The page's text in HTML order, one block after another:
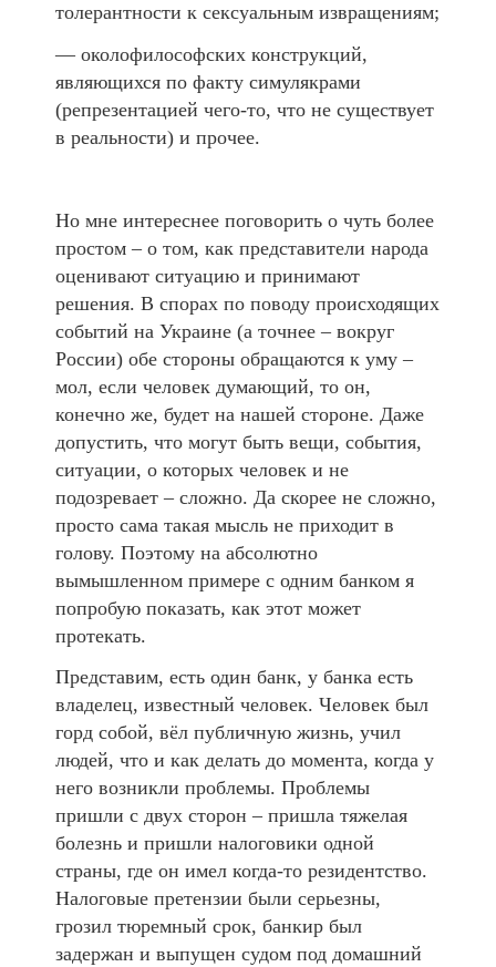
толерантности к сексуальным извращениям;
— околофилософских конструкций,
являющихся по факту симулякрами
(репрезентацией чего-то, что не существует
в реальности) и прочее.
Но мне интереснее поговорить о чуть более
простом – о том, как представители народа
оценивают ситуацию и принимают
решения. В спорах по поводу происходящих
событий на Украине (а точнее – вокруг
России) обе стороны обращаются к уму –
мол, если человек думающий, то он,
конечно же, будет на нашей стороне. Даже
допустить, что могут быть вещи, события,
ситуации, о которых человек и не
подозревает – сложно. Да скорее не сложно,
просто сама такая мысль не приходит в
голову. Поэтому на абсолютно
вымышленном примере с одним банком я
попробую показать, как этот может
протекать.
Представим, есть один банк, у банка есть
владелец, известный человек. Человек был
горд собой, вёл публичную жизнь, учил
людей, что и как делать до момента, когда у
него возникли проблемы. Проблемы
пришли с двух сторон – пришла тяжелая
болезнь и пришли налоговики одной
страны, где он имел когда-то резидентство.
Налоговые претензии были серьезны,
грозил тюремный срок, банкир был
задержан и выпущен судом под домашний